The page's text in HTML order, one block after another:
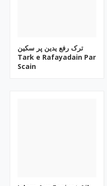
ترک رفع یدین پر سکین
Tark e Rafayadain Par
Scain